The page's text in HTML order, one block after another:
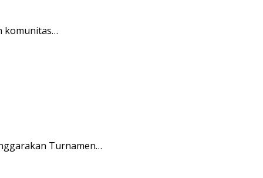
komunitas…
Turnamen…